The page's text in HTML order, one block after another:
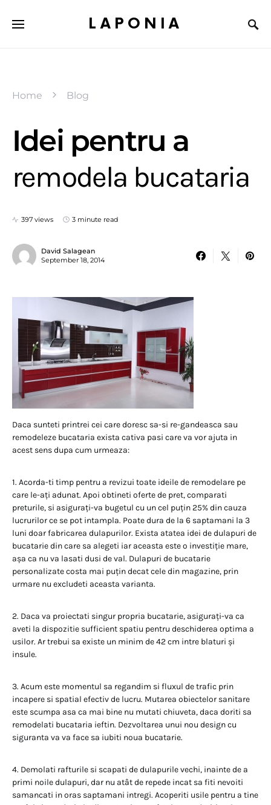
LAPONIA
Home Blog
Idei pentru a
remodela bucataria
397 views 3 minute read
David Salagean
September 18, 2014
Daca sunteti printrei cei care doresc sa-si re-gandeasca sau
remodeleze bucataria exista cativa pasi care va vor ajuta in
acest sens dupa cum urmeaza:
1. Acorda-ti timp pentru a revizui toate ideile de remodelare pe
care le-ați adunat. Apoi obtineti oferte de pret, comparati
preturile, si asigurați-va bugetul cu un cel puțin 25% din cauza
lucrurilor ce se pot intampla. Poate dura de la 6 saptamani la 3
luni doar fabricarea dulapurilor. Exista atatea idei de dulapuri de
bucatarie din care sa alegeti iar aceasta este o investiție mare,
așa ca nu va lasati dusi de val. Dulapuri de bucatarie
personalizate costa mai puțin decat cele din magazine, prin
urmare nu excludeti aceasta varianta.
2. Daca va proiectati singur propria bucatarie, asigurați-va ca
aveti la dispozitie sufficient spatiu pentru deschiderea optima a
usilor. Ar trebui sa existe un minim de 42 cm intre blaturi și
insule.
3. Acum este momentul sa regandim si fluxul de trafic prin
incapere si spatial efectiv de lucru. Mutarea obiectelor sanitare
este scumpa asa ca mai bine nu mutati chiuveta, daca doriti sa
remodelati bucataria ieftin. Dezvoltarea unui nou design cu
siguranta va va face sa iubiti noua bucatarie.
4. Demolati rafturile si scapati de dulapurile vechi, inainte de a
primi noile dulapuri, dar nu atât de repede incat sa fiti nevoiti
samancati in oras saptamani intregi. Acoperiti usile pentru a tine